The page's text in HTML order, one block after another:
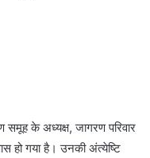
के अध्यक्ष, जागरण परिवार
हो गया है। उनकी अंत्येष्टि